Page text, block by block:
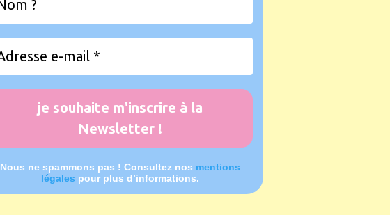
Nous ne spammons pas ! Consultez nos mentions
légales pour plus d’informations.